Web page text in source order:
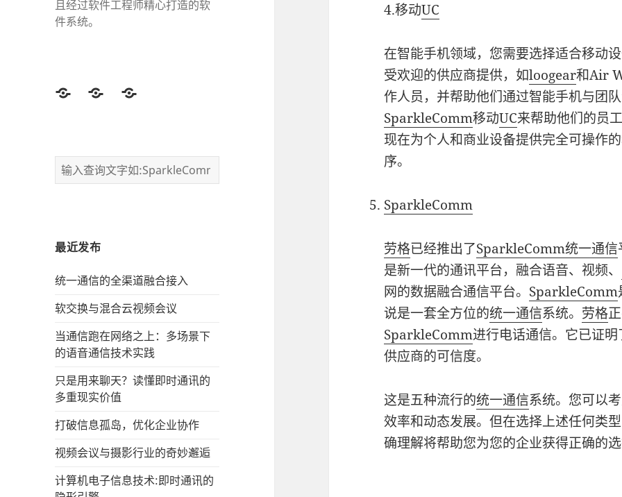
且经过软件工程师精心打造的软
件系统。
TwitterFacebookGoogle
最近发布
统一通信的‌全渠道融合接入
软交换与混合云视频会议
当通信跑在网络之上：多场景下
的语音通信技术实践
只是用来聊天？读懂即时通讯的
多重现实价值
打破信息孤岛，优化企业协作
视频会议与摄影行业的奇妙邂逅
计算机电子信息技术:即时通讯的
4.移动UC
在智能手机领域，您需要选择适合移动
受欢迎的供应商提供，如loogear和Air
作人员，并帮助他们通过智能手机与团
SparkleComm移动UC来帮助他们的员
现在为个人和商业设备提供完全可操作
序。
SparkleComm
劳格已经推出了SparkleComm统一通信
是新一代的通讯平台，融合语音、视频、
网的数据融合通信平台。 SparkleComm
说是一套全方位的统一通信系统。 劳格
SparkleComm进行电话通信。它已证明
供应商的可信度。
这是五种流行的统一通信系统。您可以
效率和动态发展。但在选择上述任何类
确理解将帮助您为您的企业获得正确的